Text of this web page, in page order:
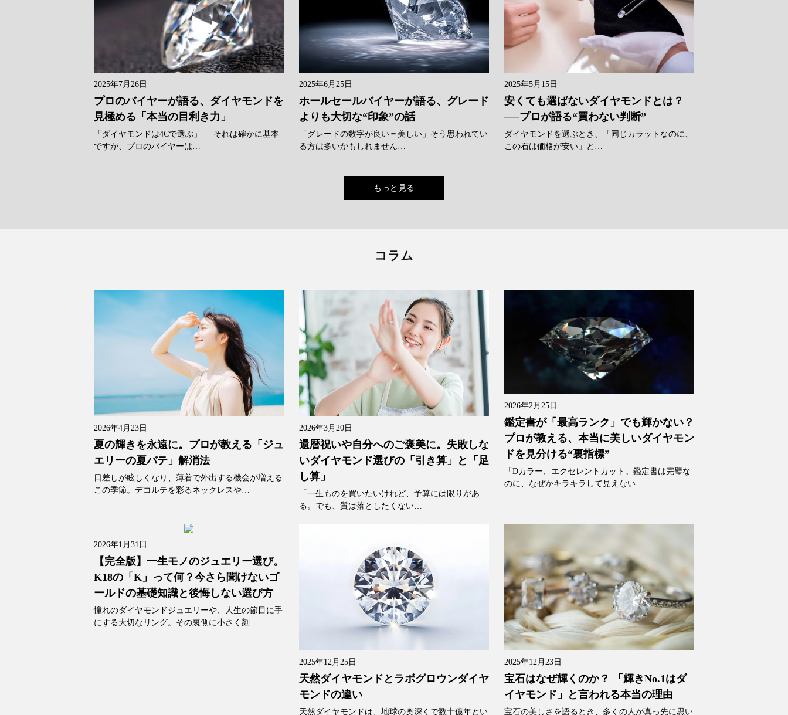
2025年7月26日
プロのバイヤーが語る、ダイヤモンドを
見極める「本当の目利き力」
「ダイヤモンドは4Cで選ぶ」──それは確かに基本
ですが、プロのバイヤーは…
2025年6月25日
ホールセールバイヤーが語る、グレード
よりも大切な“印象”の話
「グレードの数字が良い＝美しい」そう思われてい
る方は多いかもしれません…
2025年5月15日
安くても選ばないダイヤモンドとは？
──プロが語る“買わない判断”
ダイヤモンドを選ぶとき、「同じカラットなのに、
この石は価格が安い」と…
もっと見る
コラム
2026年4月23日
夏の輝きを永遠に。プロが教える「ジュ
エリーの夏バテ」解消法
日差しが眩しくなり、薄着で外出する機会が増える
この季節。デコルテを彩るネックレスや…
2026年3月20日
還暦祝いや自分へのご褒美に。失敗しな
いダイヤモンド選びの「引き算」と「足
し算」
「一生ものを買いたいけれど、予算には限りがあ
る。でも、質は落としたくない…
2026年2月25日
鑑定書が「最高ランク」でも輝かない？
プロが教える、本当に美しいダイヤモン
ドを見分ける“裏指標”
「Dカラー、エクセレントカット。鑑定書は完璧な
のに、なぜかキラキラして見えない…
2026年1月31日
【完全版】一生モノのジュエリー選び。
K18の「K」って何？今さら聞けないゴ
ールドの基礎知識と後悔しない選び方
憧れのダイヤモンドジュエリーや、人生の節目に手
にする大切なリング。その裏側に小さく刻…
2025年12月25日
天然ダイヤモンドとラボグロウンダイヤ
モンドの違い
天然ダイヤモンドは、地球の奥深くで数十億年とい
2025年12月23日
宝石はなぜ輝くのか？ 「輝きNo.1はダ
イヤモンド」と言われる本当の理由
宝石の美しさを語るとき、多くの人が真っ先に思い